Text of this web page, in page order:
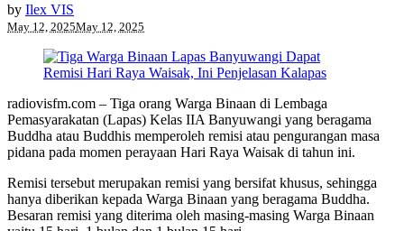
by Ilex VIS
May 12, 2025May 12, 2025
radiovisfm.com – Tiga orang Warga Binaan di Lembaga
Pemasyarakatan (Lapas) Kelas IIA Banyuwangi yang beragama
Buddha atau Buddhis memperoleh remisi atau pengurangan masa
pidana pada momen perayaan Hari Raya Waisak di tahun ini.
Remisi tersebut merupakan remisi yang bersifat khusus, sehingga
hanya diberikan kepada Warga Binaan yang beragama Buddha.
Besaran remisi yang diterima oleh masing-masing Warga Binaan